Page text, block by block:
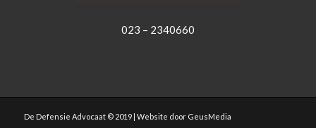
023 – 2340660
De Defensie Advocaat © 2019 | Website door GeusMedia